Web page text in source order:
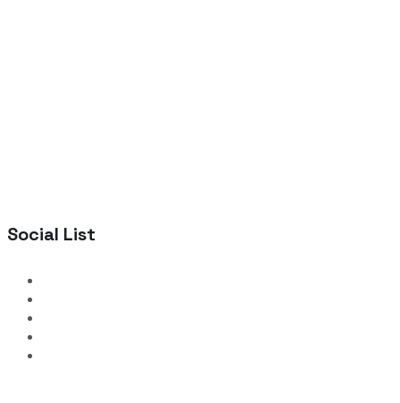
Social List